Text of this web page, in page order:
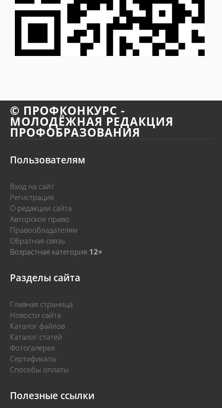
© ПРОФКОНКУРС -
МОЛОДЁЖНАЯ РЕДАКЦИЯ
ПРОФОБРАЗОВАНИЯ
Пользователям
Вход на сайт
Регистрация
О редакции сайта
Авторское право
Правообладателям
Обратная связь
Возрастная категория 12+
Разделы сайта
Главная страница
Новости сайта
Каталог файлов
Каталог статей
Фотогалерея
Сертификаты
Способы оплаты
Полезные ссылки